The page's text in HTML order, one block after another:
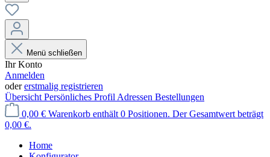
Menü schließen
Ihr Konto
Anmelden
odererstmalig registrieren
Übersicht Persönliches Profil Adressen Bestellungen
0,00 € Warenkorb enthält 0 Positionen. Der Gesamtwert beträgt
0,00 €.
Home